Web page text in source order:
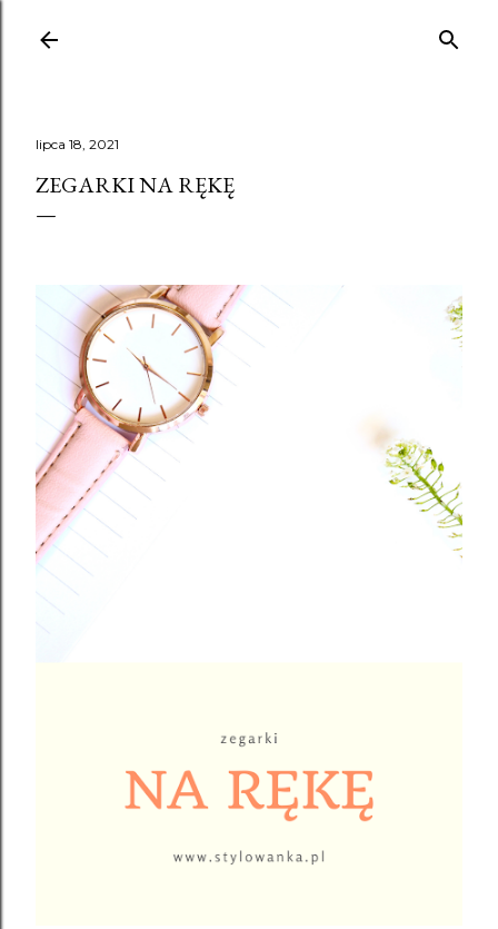
Przejdź do
lipca 18, 2021
ZEGARKI NA RĘKĘ